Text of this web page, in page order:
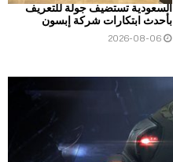
السعودية تستضيف جولة للتعريف
بأحدث ابتكارات شركة إبسون
2026-08-06